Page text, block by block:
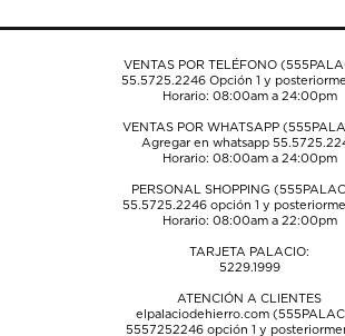
envío.envío.envío.envío.envío.
VENTAS POR TELÉFONO
55.5725.2246Opción 1 y
Horario: 08:00am a 24:00pm
VENTAS POR WHATSAPP
Agregar en whatsapp
Horario: 08:00am a 24:00pm
PERSONAL SHOPPING
55.5725.2246opción 1 y
Horario: 08:00am a 22:00pm
TARJETA PALACIO:
5229.1999
ATENCIÓN A CLIENTES
elpalaciodehierro.com
5557252246opción 1 y